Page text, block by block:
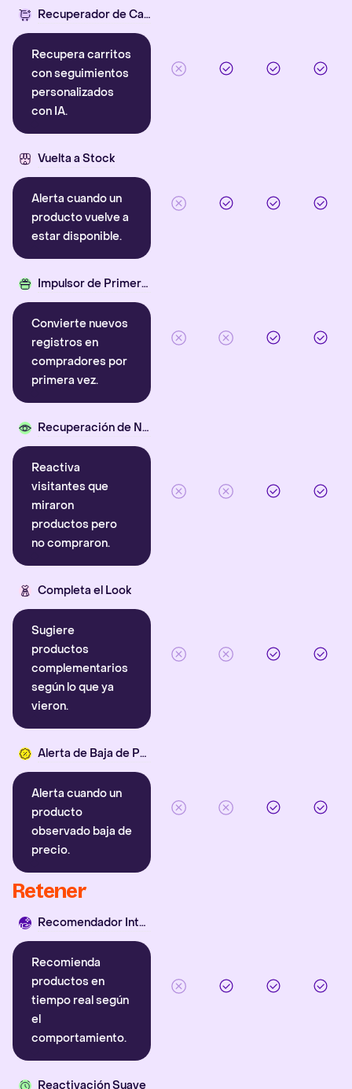
Recuperador de Carritos con IA
Recupera carritos
con seguimientos
personalizados
con IA.
Vuelta a Stock
Alerta cuando un
producto vuelve a
estar disponible.
Impulsor de Primera Compra
Convierte nuevos
registros en
compradores por
primera vez.
Recuperación de Navegación
Reactiva
visitantes que
miraron
productos pero
no compraron.
Completa el Look
Sugiere
productos
complementarios
según lo que ya
vieron.
Alerta de Baja de Precio
Alerta cuando un
producto
observado baja de
precio.
Retener
Recomendador Inteligente
Recomienda
productos en
tiempo real según
el
comportamiento.
Reactivación Suave